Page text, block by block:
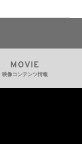
MOVIE
映像コンテンツ情報